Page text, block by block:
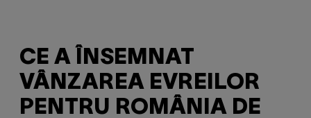
CE A ÎNSEMNAT
VÂNZAREA EVREILOR
PENTRU ROMÂNIA DE